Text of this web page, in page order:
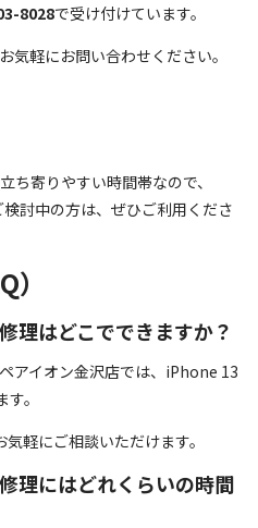
8028で受け付けています。
気軽にお問い合わせください。
ち寄りやすい時間帯なので、
討中の方は、ぜひご利用くださ
理はどこでできますか？
アイオン金沢店では、iPhone 13
。
軽にご相談いただけます。
理にはどれくらいの時間